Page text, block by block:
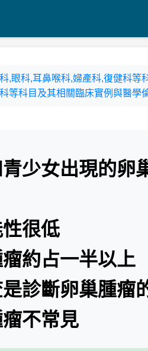
,眼科,耳鼻喉科,婦產科,復健科等
等科目及其相關臨床實例與醫學
少女出現的卵
很低
約占一半以上
診斷卵巢腫瘤
不常見